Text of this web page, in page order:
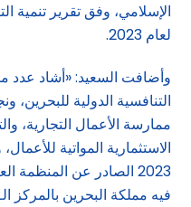
لعام 2023.
وأضافت السعيد: «أشاد عدد
التنافسية الدولية
ممارسة الأعمال التجارية،
الاستثمارية المواتية
2023 الصادر عن المنظمة